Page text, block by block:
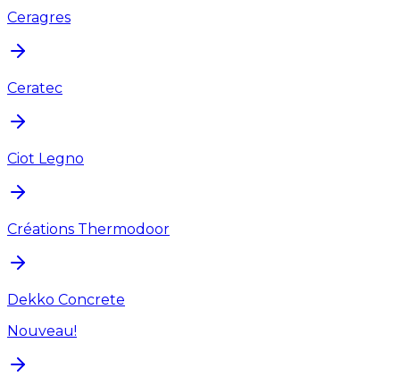
Ceragres
Ceratec
Ciot Legno
Créations Thermodoor
Dekko Concrete
Nouveau!